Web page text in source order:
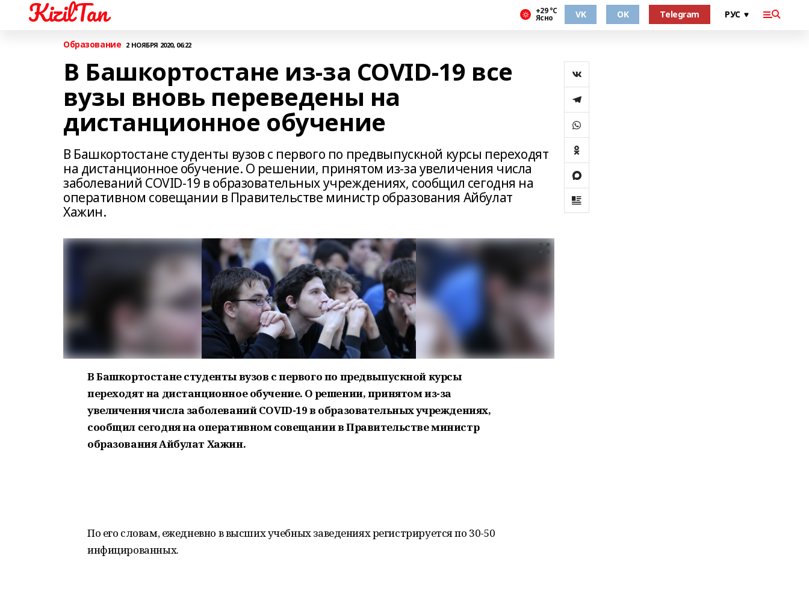
KizilTan +29 °С
Ясно VK OK Telegram
Образование 2 НОЯБРЯ 2020, 06:22
В Башкортостане из-за COVID-19 все
вузы вновь переведены на
дистанционное обучение
В Башкортостане студенты вузов с первого по предвыпускной курсы переходят
на дистанционное обучение. О решении, принятом из-за увеличения числа
заболеваний COVID-19 в образовательных учреждениях, сообщил сегодня на
оперативном совещании в Правительстве министр образования Айбулат
Хажин.
В Башкортостане студенты вузов с первого по предвыпускной курсы
переходят на дистанционное обучение. О решении, принятом из-за
увеличения числа заболеваний COVID-19 в образовательных учреждениях,
сообщил сегодня на оперативном совещании в Правительстве министр
образования Айбулат Хажин.
По его словам, ежедневно в высших учебных заведениях регистрируется по 30-50
инфицированных.